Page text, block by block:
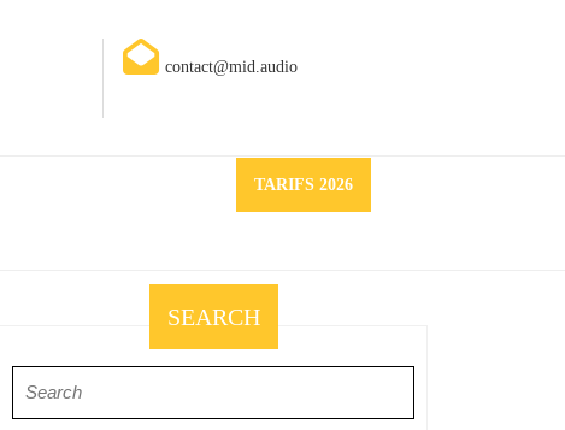
contact@mid.audio
TARIFS 2026Request
a
SEARCH
for: